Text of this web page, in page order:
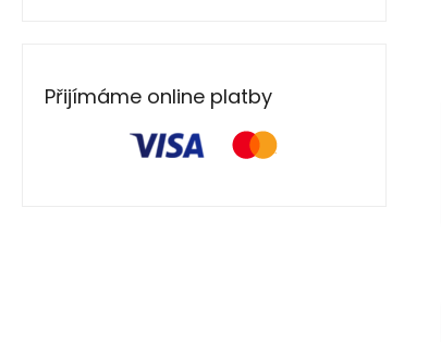
Přijímáme online platby